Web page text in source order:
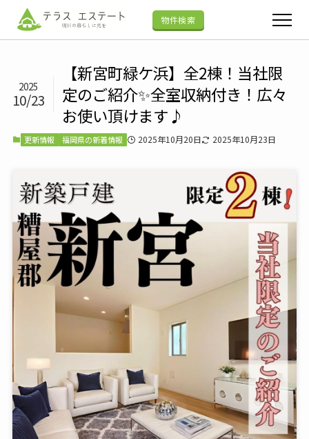
物件検索
【新宮町緑ケ浜】全2棟！当社限
定のご紹介✨全室収納付き！広々
お使い頂けます♪
2025
10/23
更新情報 福岡県の新着情報 2025年10月20日 2025年10月23日